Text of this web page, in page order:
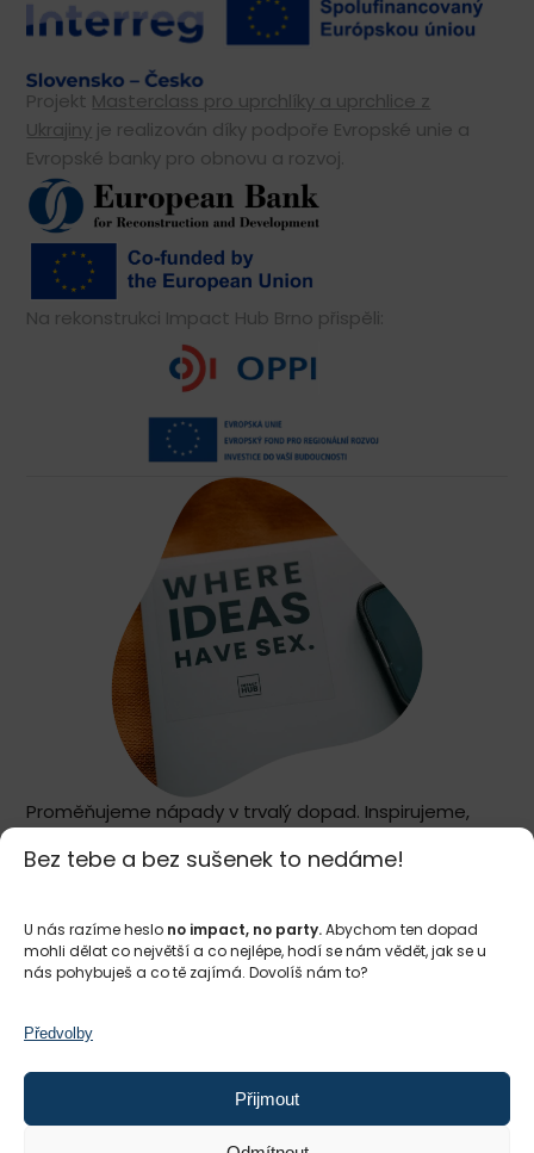
Bez tebe a bez sušenek to nedáme!
U nás razíme heslo no impact, no party.Abychom ten dopad
mohli dělat co největší a co nejlépe, hodí se nám vědět, jak se u
nás pohybuješ a co tě zajímá. Dovolíš nám to?
Předvolby
Přijmout
Projekt Masterclass pro uprchlíky a uprchlice z
Ukrajiny je realizován díky podpoře Evropské unie a
Evropské banky pro obnovu a rozvoj.
Na rekonstrukci Impact Hub Brno přispěli:
Proměňujeme nápady v trvalý dopad. Inspirujeme,
celém světě a ve třech městech v České republice –
budovat spravedlivý a udržitelný svět, kde
podnikání a zisk slouží lidem a planetě.
změny ve společnosti, jsme připravení tě na tvé
Jsi ty připravený*á něco změnit? Staň se